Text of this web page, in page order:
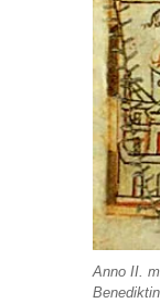
Anno II.